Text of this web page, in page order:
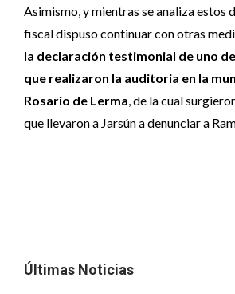
Asimismo, y mientras se analiza estos
fiscal dispuso continuar con otras
la declaración testimonial de uno
que realizaron la auditoria en la
Rosario de Lerma, de la cual
que llevaron a Jarsún a denunciar a
Últimas Noticias